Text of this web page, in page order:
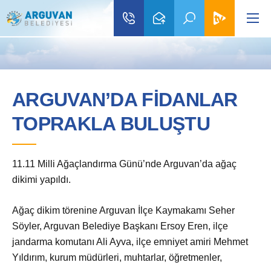
ARGUVAN’DA FİDANLAR
TOPRAKLA BULUŞTU
11.11 Milli Ağaçlandırma Günü’nde Arguvan’da ağaç
dikimi yapıldı.
Ağaç dikim törenine Arguvan İlçe Kaymakamı Seher
Söyler, Arguvan Belediye Başkanı Ersoy Eren, ilçe
jandarma komutanı Ali Ayva, ilçe emniyet amiri Mehmet
Yıldırım, kurum müdürleri, muhtarlar, öğretmenler,